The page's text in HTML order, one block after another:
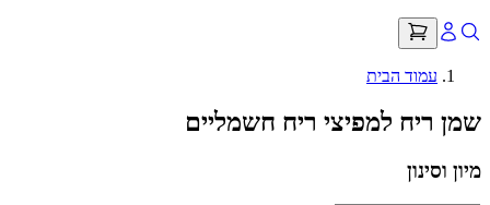
עמוד הבית
שמן ריח למפיצי ריח חשמליים
מיון וסינון